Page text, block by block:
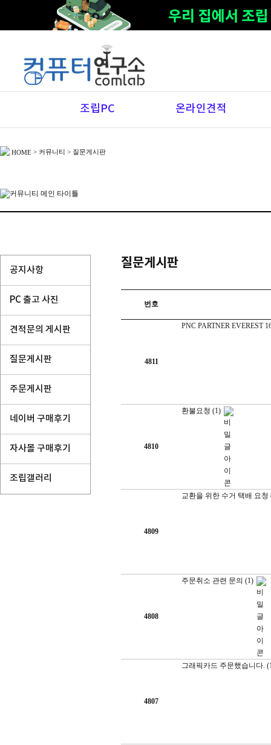
조립PC 온라인견적
HOME > 커뮤니티 > 질문게시판
공지사항
PC 출고 사진
견적문의 게시판
질문게시판
주문게시판
네이버 구매후기
자사몰 구매후기
조립갤러리
질문게시판
번호
4811
PNC PARTNER EVEREST
4810
환불요청 (1)
4809
교환을 위한 수거 택배 요청
4808
주문취소 관련 문의 (1)
4807
그래픽카드 주문했습니다.